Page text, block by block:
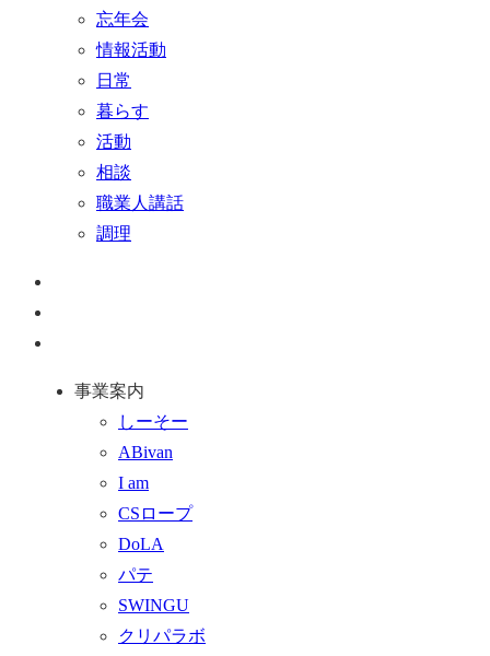
忘年会
情報活動
日常
暮らす
活動
相談
職業人講話
調理
事業案内
しーそー
ABivan
I am
CSロープ
DoLA
パテ
SWINGU
クリパラボ